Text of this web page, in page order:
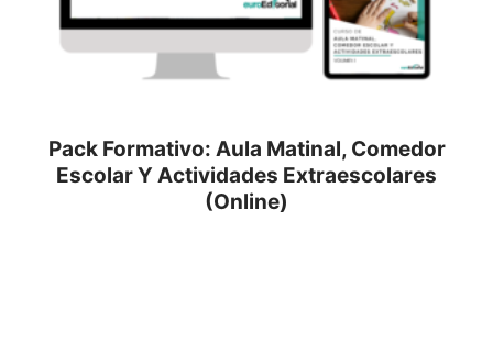
Pack Formativo: Aula Matinal, Comedor
Escolar Y Actividades Extraescolares
(Online)